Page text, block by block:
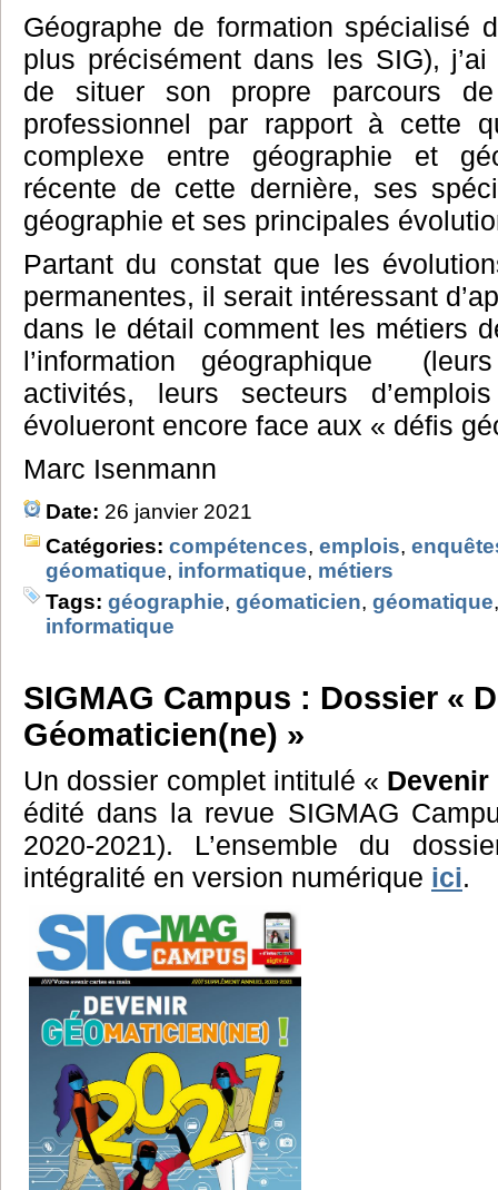
Géographe de formation spécialisé
plus précisément dans les SIG),
de situer son propre parcours
professionnel par rapport à cette
complexe entre géographie et
récente de cette dernière, ses
géographie et ses principales
Partant du constat que les
permanentes, il serait intéressant
dans le détail comment les métiers
l’information géographique
activités, leurs secteurs
évolueront encore face aux « défis
Marc Isenmann
Date: 26 janvier 2021
Catégories: compétences, emplois,
géomatique, informatique, métiers
Tags: géographie, géomaticien, géomatique
informatique
SIGMAG Campus : Dossier «
Géomaticien(ne) »
Un dossier complet intitulé « Devenir
édité dans la revue SIGMAG
2020-2021). L’ensemble du
intégralité en version numérique ici.